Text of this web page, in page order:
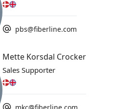
pbs@fiberline.com
Mette Korsdal Crocker
Sales Supporter
mkc@fiberline.com